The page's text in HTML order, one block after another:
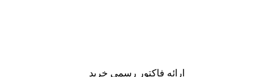
ارائه فاکتور رسمی خرید